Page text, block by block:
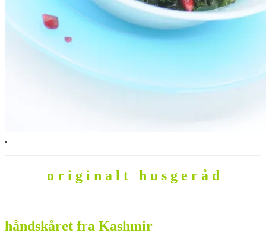
.
o r i g i n a l t h u s g e r å d
håndskåret fra Kashmir